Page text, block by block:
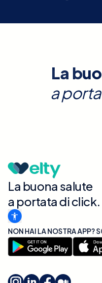
La
a
La buona salute
a portata di click.
NON HAI LA NOSTRA APP?